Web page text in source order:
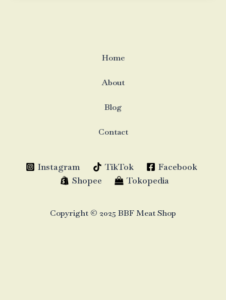
Home
About
Blog
Contact
Instagram TikTok
Facebook
Shopee
Tokopedia
Copyright © 2025 BBF Meat Shop